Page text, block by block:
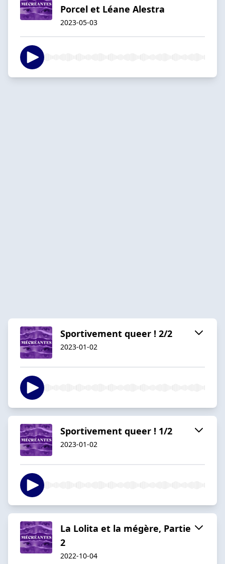
Porcel et Léane Alestra
2023-05-03
Sportivement queer ! 2/2
2023-01-02
Sportivement queer ! 1/2
2023-01-02
La Lolita et la mégère, Partie
2
2022-10-04